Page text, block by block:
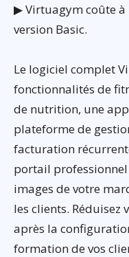
▶ Virtuagym coûte
version Basic.
Le logiciel complet
fonctionnalités de
de nutrition, une
plateforme de
facturation
portail
images de votre
les clients. Réduisez
après la
formation de vos